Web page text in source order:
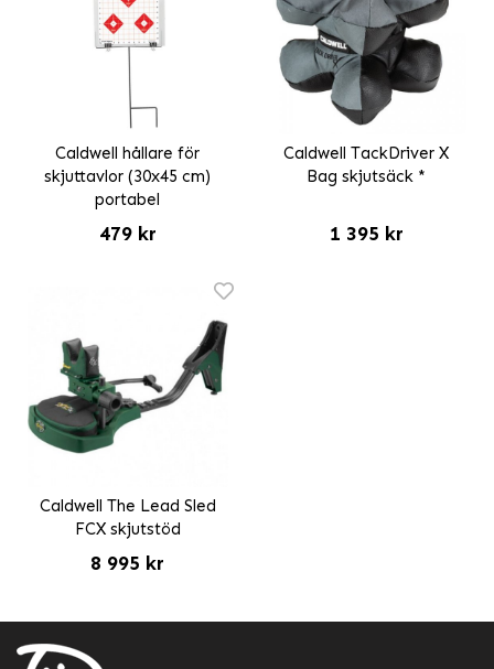
Caldwell hållare för
skjuttavlor (30x45 cm)
portabel
479 kr
Caldwell TackDriver X
Bag skjutsäck *
1 395 kr
Caldwell The Lead Sled
FCX skjutstöd
8 995 kr